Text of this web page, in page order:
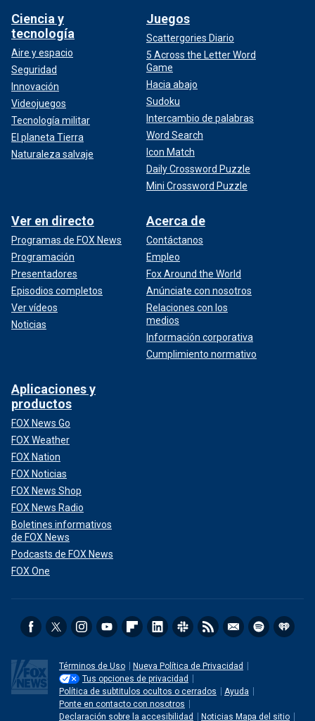
Ciencia y
tecnología
Aire y espacio
Seguridad
Innovación
Videojuegos
Tecnología militar
El planeta Tierra
Naturaleza salvaje
Juegos
Scattergories Diario
5 Across the Letter Word
Game
Hacia abajo
Sudoku
Intercambio de palabras
Word Search
Icon Match
Daily Crossword Puzzle
Mini Crossword Puzzle
Ver en directo
Programas de FOX News
Programación
Presentadores
Episodios completos
Ver vídeos
Noticias
Acerca de
Contáctanos
Empleo
Fox Around the World
Anúnciate con nosotros
Relaciones con los
medios
Información corporativa
Cumplimiento normativo
Aplicaciones y
productos
FOX News Go
FOX Weather
FOX Nation
FOX Noticias
FOX News Shop
FOX News Radio
Boletines informativos
de FOX News
Podcasts de FOX News
FOX One
Términos de Uso
Nueva Política de Privacidad
Tus opciones de privacidad
Política de subtitulos ocultos o cerrados
Ayuda
Ponte en contacto con nosotros
Declaración sobre la accesibilidad
Noticias Mapa del sitio